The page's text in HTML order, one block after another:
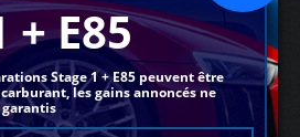
+ E85
Stage 1 + E85 peuvent être
les gains annoncés ne